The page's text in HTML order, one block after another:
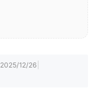
2025/12/26